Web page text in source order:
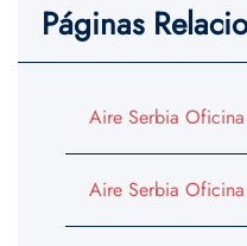
Páginas
Aire Serbia
Aire Serbia